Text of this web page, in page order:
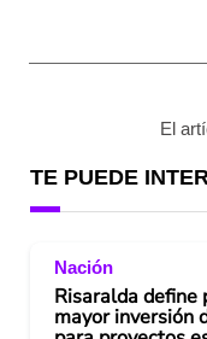
El
TE PUEDE
Nación
Risaralda define
mayor inversión